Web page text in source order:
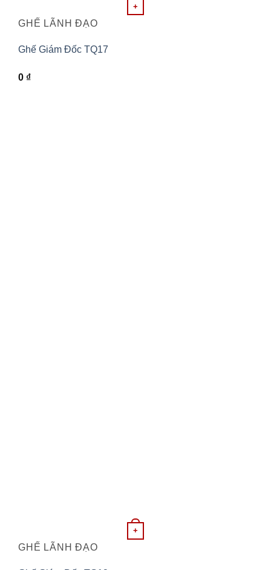
+
GHẾ LÃNH ĐẠO
Ghế Giám Đốc TQ17
0 ₫
+
GHẾ LÃNH ĐẠO